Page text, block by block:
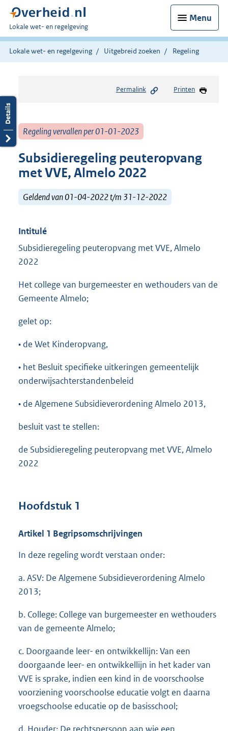
Menu
U
bent
hier:
Lokale wet- en regelgeving
Lokale wet- en regelgeving Uitgebreid zoeken Regeling
Permalink Printen
Regeling vervallen per 01-01-2023
Subsidieregeling peuteropvang
met VVE, Almelo 2022
Geldend van 01-04-2022 t/m 31-12-2022
Intitulé
Subsidieregeling peuteropvang met VVE, Almelo
2022
Het college van burgemeester en wethouders van de
Gemeente Almelo;
gelet op:
• de Wet Kinderopvang,
• het Besluit specifieke uitkeringen gemeentelijk
onderwijsachterstandenbeleid
• de Algemene Subsidieverordening Almelo 2013,
besluit vast te stellen:
de Subsidieregeling peuteropvang met VVE, Almelo
2022
Hoofdstuk 1
Artikel 1 Begripsomschrijvingen
In deze regeling wordt verstaan onder:
a. ASV: De Algemene Subsidieverordening Almelo
2013;
b. College: College van burgemeester en wethouders
van de gemeente Almelo;
c. Doorgaande leer- en ontwikkellijn: Van een
doorgaande leer- en ontwikkellijn in het kader van
VVE is sprake, indien een kind in de voorschoolse
voorziening voorschoolse educatie volgt en daarna
vroegschoolse educatie op de basisschool;